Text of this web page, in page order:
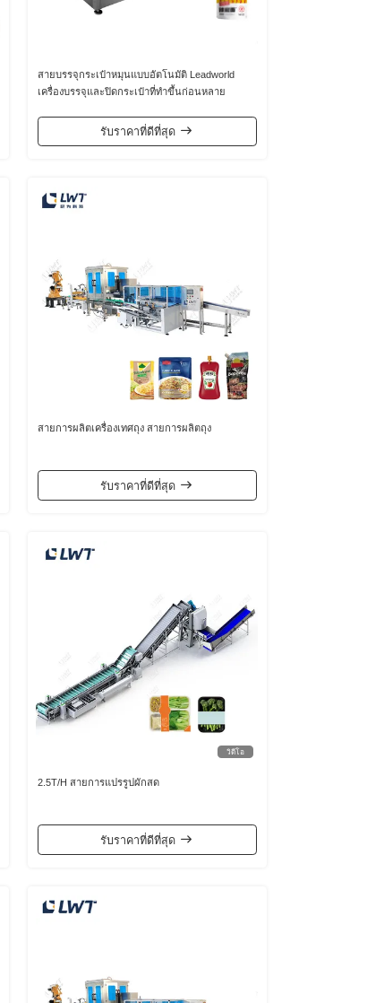
สายบรรจุกระเป๋าหมุนแบบอัตโนมัติ Leadworld
เครื่องบรรจุและปิดกระเป๋าที่ทําขึ้นก่อนหลาย
รับราคาที่ดีที่สุด
สายการผลิตเครื่องเทศถุง สายการผลิตถุง
รับราคาที่ดีที่สุด
วิดีโอ
2.5T/H สายการแปรรูปผักสด
รับราคาที่ดีที่สุด